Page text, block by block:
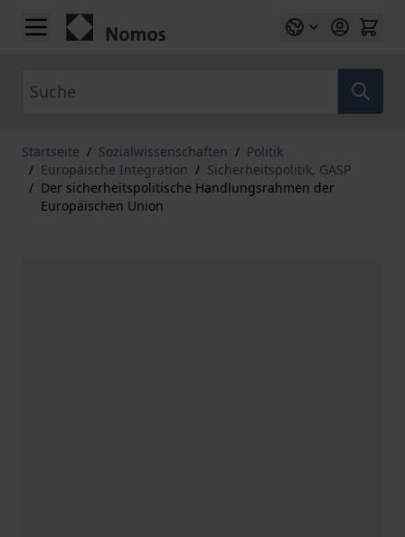
Zum Inhalt springen
Startseite / Sozialwissenschaften / Politik
/ Europäische Integration / Sicherheitspolitik, GASP
/ Der sicherheitspolitische Handlungsrahmen der
Europäischen Union